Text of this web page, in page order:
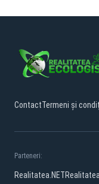
ContactTermeni și
Parteneri:
Realitatea.NET